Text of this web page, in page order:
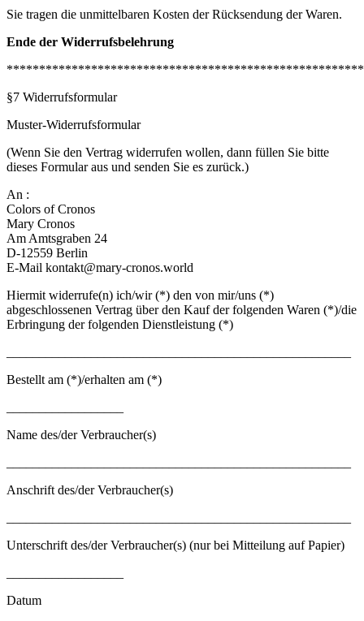
Sie tragen die unmittelbaren Kosten der Rücksendung der Waren.
Ende der Widerrufsbelehrung
§7 Widerrufsformular
Muster-Widerrufsformular
(Wenn Sie den Vertrag widerrufen wollen, dann füllen Sie bitte
dieses Formular aus und senden Sie es zurück.)
An :
Colors of Cronos
Mary Cronos
Am Amtsgraben 24
D-12559 Berlin
E-Mail kontakt@mary-cronos.world
Hiermit widerrufe(n) ich/wir (*) den von mir/uns (*)
abgeschlossenen Vertrag über den Kauf der folgenden Waren (*)/die
Erbringung der folgenden Dienstleistung (*)
Bestellt am (*)/erhalten am (*)
Name des/der Verbraucher(s)
Anschrift des/der Verbraucher(s)
Unterschrift des/der Verbraucher(s) (nur bei Mitteilung auf Papier)
Datum